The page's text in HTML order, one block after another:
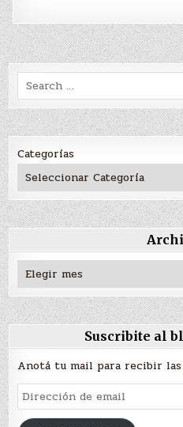
Search
for:
Categorías
Archivos
Suscribite al
Anotá tu mail para recibir las
Dirección
de